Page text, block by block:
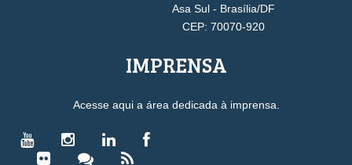
Asa Sul - Brasília/DF
CEP: 70070-920
IMPRENSA
Acesse aqui a área dedicada à imprensa.